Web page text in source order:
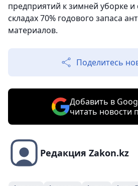
предприятий к зимней уборке и
складах 70% годового запаса
материалов.
Поделитесь
Добавить в
читать новости
Редакция Zakon.kz